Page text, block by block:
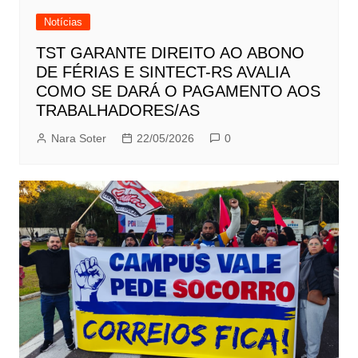
Notícias
TST GARANTE DIREITO AO ABONO
DE FÉRIAS E SINTECT-RS AVALIA
COMO SE DARÁ O PAGAMENTO AOS
TRABALHADORES/AS
Nara Soter 22/05/2026 0